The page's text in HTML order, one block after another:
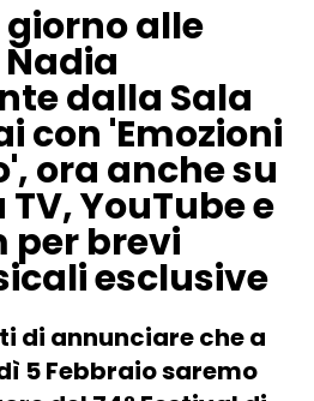
giorno alle
Nadia
dalla Sala
con 'Emozioni
ora anche su
YouTube e
brevi
esclusive
di annunciare che a
5 Febbraio saremo